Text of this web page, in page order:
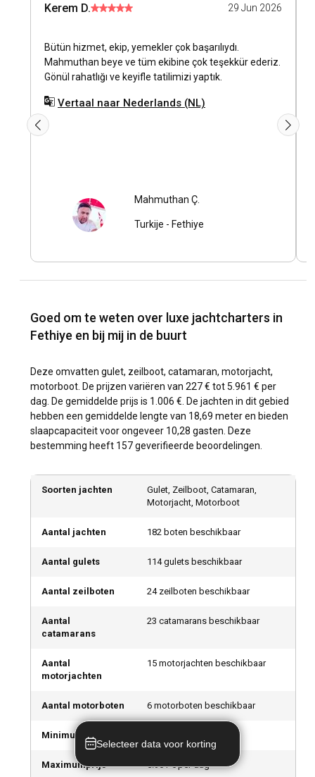
Kerem D. 29 Jun 2026
Bütün hizmet, ekip, yemekler çok başarılıydı.
Mahmuthan beye ve tüm ekibine çok teşekkür ederiz.
Gönül rahatlığı ve keyifle tatilimizi yaptık.
Vertaal naar Nederlands (NL)
Mahmuthan Ç.
Turkije - Fethiye
Goed om te weten over luxe jachtcharters in
Fethiye en bij mij in de buurt
Deze omvatten gulet, zeilboot, catamaran, motorjacht,
motorboot. De prijzen variëren van 227 € tot 5.961 € per
dag. De gemiddelde prijs is 1.006 €. De jachten in dit gebied
hebben een gemiddelde lengte van 18,69 meter en bieden
slaapcapaciteit voor ongeveer 10,28 gasten. Deze
bestemming heeft 157 geverifieerde beoordelingen.
Soorten jachten
Gulet, Zeilboot, Catamaran,
Motorjacht, Motorboot
Aantal jachten 182 boten beschikbaar
Aantal gulets 114 gulets beschikbaar
Aantal zeilboten 24 zeilboten beschikbaar
Aantal
catamarans
23 catamarans beschikbaar
Aantal
motorjachten
15 motorjachten beschikbaar
Aantal motorboten 6 motorboten beschikbaar
Minimumprijs
Maximumprijs 5.961 € per dag
Selecteer data voor korting